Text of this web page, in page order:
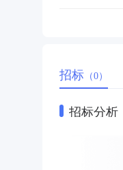
招标 （0）
招标分析